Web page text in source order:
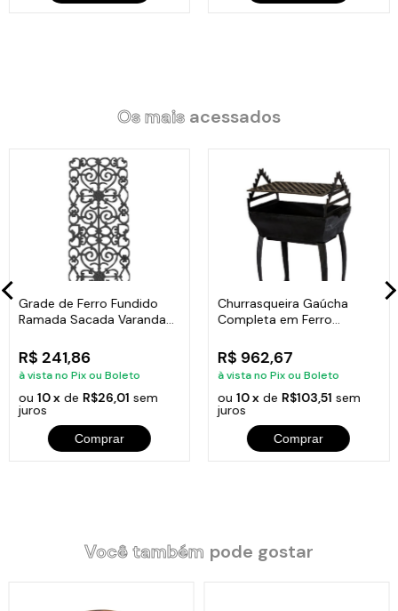
Os mais acessados
Grade de Ferro Fundido
Ramada Sacada Varanda
R$ 241,86
à vista no Pix ou Boleto
ou 10 xde R$26,01 sem
juros
Comprar
Churrasqueira Gaúcha
Completa em Ferro
R$ 962,67
à vista no Pix ou Boleto
ou 10 xde R$103,51 sem
juros
Comprar
Você também pode gostar